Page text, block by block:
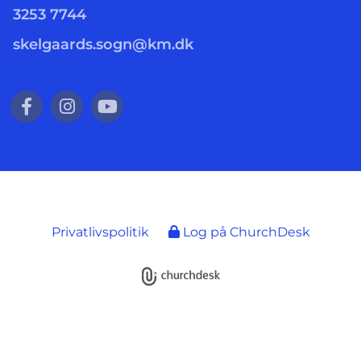
3253 7744
skelgaards.sogn@km.dk
Privatlivspolitik Log på ChurchDesk